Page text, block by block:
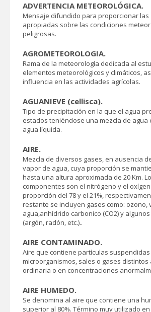
ADVERTENCIA METEOROLÓGICA.
Mensaje difundido para proporcionar las
apropiadas sobre las condiciones
peligrosas.
AGROMETEOROLOGIA.
Rama de la meteorología dedicada al
elementos meteorológicos y climáticos,
influencia en las actividades agrícolas.
AGUANIEVE (cellisca).
Tipo de precipitación en la que el agua
estados teniéndose una mezcla de agua
agua líquida.
AIRE.
Mezcla de diversos gases, en ausencia
vapor de agua, cuya proporción se
hasta una altura aproximada de 20 Km.
componentes son el nitrógeno y el
proporción del 78 y el 21%,
restante se incluyen gases como: ozono,
agua,anhídrido carbonico (CO2) y
(argón, radón, etc.)..
AIRE CONTAMINADO.
Aire que contiene partículas
microorganismos, sales o gases distintos
ordinaria o en concentraciones
AIRE HUMEDO.
Se denomina al aire que contiene una
superior al 80%. Término muy utilizado